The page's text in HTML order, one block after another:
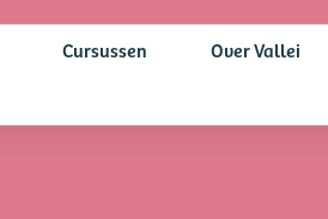
Cursussen Over Vallei